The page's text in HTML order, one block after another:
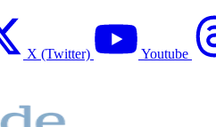
X (Twitter) Youtube